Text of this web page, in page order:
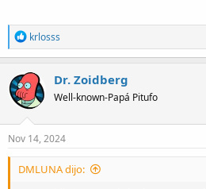
R
e
a
c
t
i
o
n
s
krlosss
Dr. Zoidberg
Well-known-Papá Pitufo
Nov 14, 2024
DMLUNA dijo: